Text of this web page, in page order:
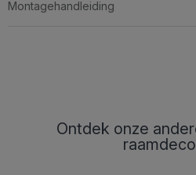
Montagehandleiding
Ontdek onze